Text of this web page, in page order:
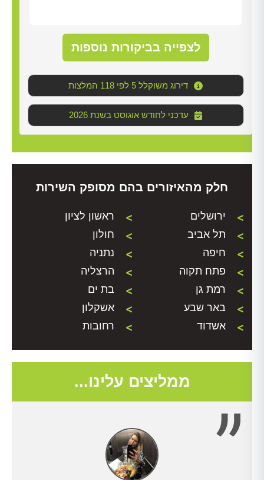
לצפייה בביקורות נוספות
דירוג משוקלל 5 לפי 118 המלצות
2026 עדכני לחודש אוגוסט בשנת
חלק מהאיזורים בהם מסופק השירות
ירושלים
ראשון לציון
תל אביב
חולון
חיפה
נתניה
פתח תקוה
הרצליה
רמת גן
בת ים
באר שבע
אשקלון
אשדוד
רחובות
ממליצים עלינו...